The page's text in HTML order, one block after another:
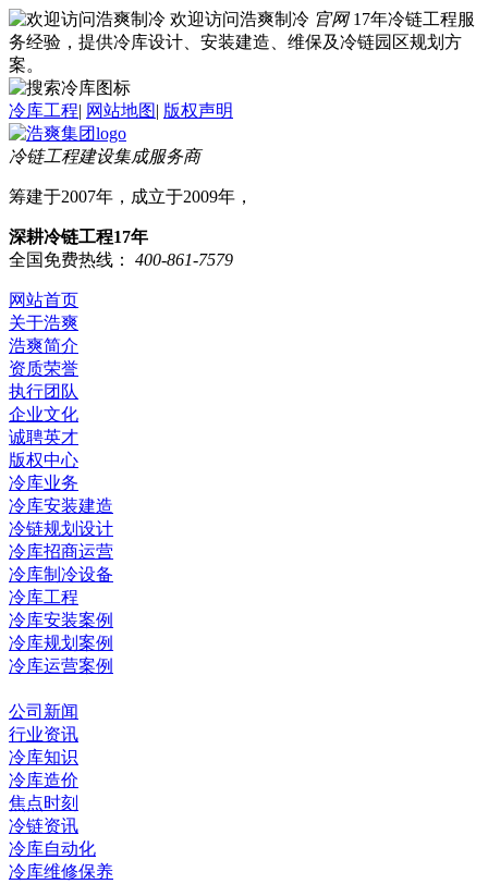
欢迎访问浩爽制冷 官网 17年冷链工程服
务经验，提供冷库设计、安装建造、维保及冷链园区规划方
案。
冷库工程| 网站地图| 版权声明
冷链工程建设集成服务商
筹建于2007年，成立于2009年，
深耕冷链工程17年
全国免费热线：
400-861-7579
网站首页
关于浩爽
浩爽简介
资质荣誉
执行团队
企业文化
诚聘英才
版权中心
冷库业务
冷库安装建造
冷链规划设计
冷库招商运营
冷库制冷设备
冷库工程
冷库安装案例
冷库规划案例
冷库运营案例
公司新闻
行业资讯
冷库知识
冷库造价
焦点时刻
冷链资讯
冷库自动化
冷库维修保养